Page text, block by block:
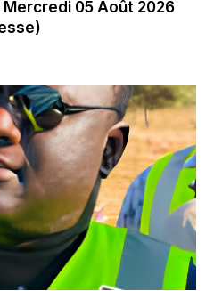
Mercredi 05 Août 2026